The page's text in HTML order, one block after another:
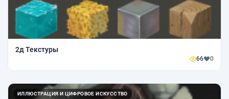
2д Текстуры
66 0
ИЛЛЮСТРАЦИЯ И ЦИФРОВОЕ ИСКУССТВО